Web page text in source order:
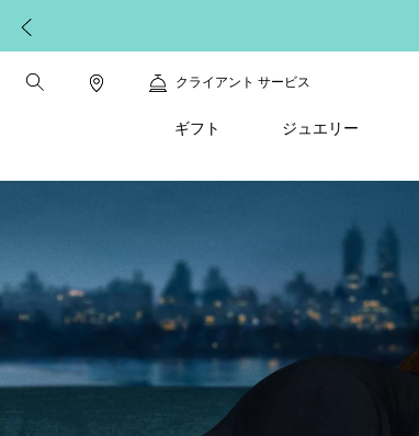
クライアント サービス
ギフト ジュエリー